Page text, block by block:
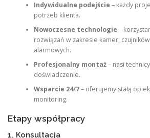
Indywidualne podejście – każdy
potrzeb klienta.
Nowoczesne technologie –
rozwiązań w zakresie kamer,
alarmowych.
Profesjonalny montaż– nasi
doświadczenie.
Wsparcie 24/7– oferujemy stałą
monitoring.
Etapy współpracy
1. Konsultacja